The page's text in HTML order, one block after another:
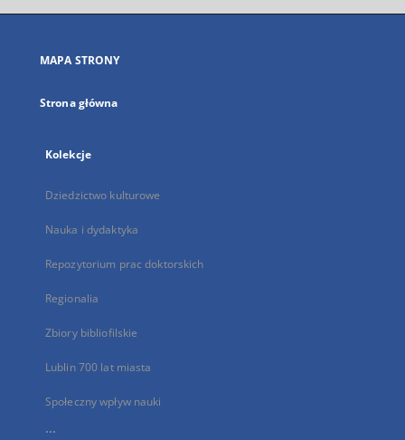
się
karcie
MAPA STRONY
Strona główna
Kolekcje
Dziedzictwo kulturowe
Nauka i dydaktyka
Repozytorium prac doktorskich
Regionalia
Zbiory bibliofilskie
Lublin 700 lat miasta
Społeczny wpływ nauki
...